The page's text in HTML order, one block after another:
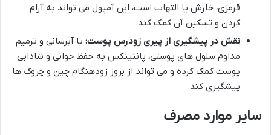
قرمزی، خارش یا التهاب است، این آمپول می تواند به آرام
کردن و تسکین آن کمک کند.
نقش در پیشگیری از پیری زودرس پوست: با آبرسانی و ترمیم
مداوم سلول های پوستی، پانتینکس به حفظ جوانی و شادابی
پوست کمک کرده و می تواند از بروز زودهنگام چین و چروک ها
پیشگیری کند.
سایر موارد مصرف